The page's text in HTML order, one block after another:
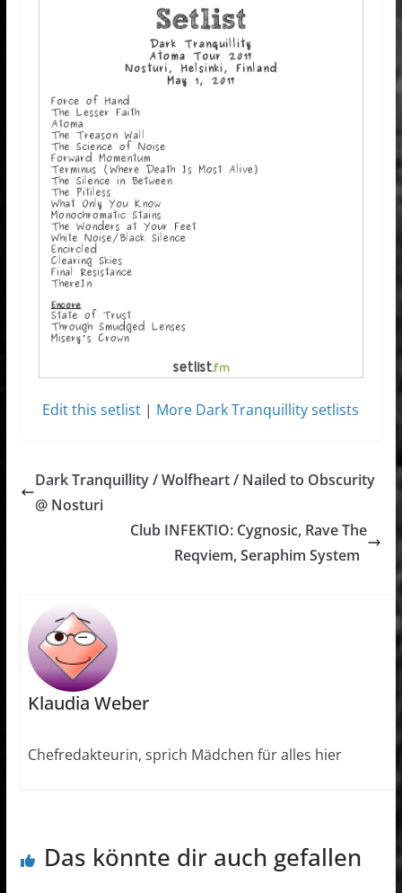
Edit this setlist | More Dark Tranquillity setlists
Dark Tranquillity / Wolfheart / Nailed to Obscurity
@ Nosturi
Club INFEKTIO: Cygnosic, Rave The
Reqviem, Seraphim System
Klaudia Weber
Chefredakteurin, sprich Mädchen für alles hier
Das könnte dir auch gefallen